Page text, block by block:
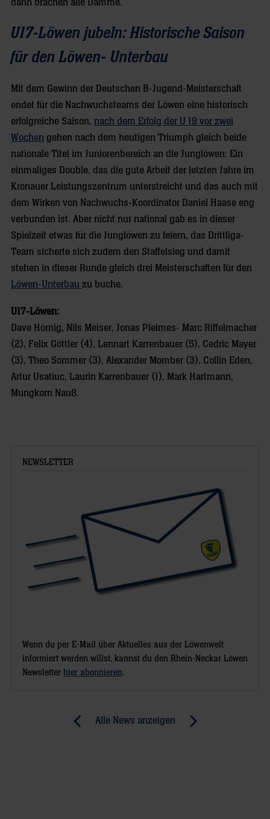
dann brachen alle Dämme.
U17-Löwen jubeln: Historische Saison
für den Löwen- Unterbau
Mit dem Gewinn der Deutschen B-Jugend-Meisterschaft
endet für die Nachwuchsteams der Löwen eine historisch
erfolgreiche Saison, nach dem Erfolg der U 19 vor zwei
Wochen gehen nach dem heutigen Triumph gleich beide
nationale Titel im Juniorenbereich an die Junglöwen: Ein
einmaliges Double, das die gute Arbeit der letzten Jahre im
Kronauer Leistungszentrum unterstreicht und das auch mit
dem Wirken von Nachwuchs-Koordinator Daniel Haase eng
verbunden ist. Aber nicht nur national gab es in dieser
Spielzeit etwas für die Junglöwen zu feiern, das Drittliga-
Team sicherte sich zudem den Staffelsieg und damit
stehen in dieser Runde gleich drei Meisterschaften für den
Löwen-Unterbau zu buche.
U17-Löwen:
Dave Hörnig, Nils Meiser, Jonas Pleimes- Marc Riffelmacher
(2), Felix Göttler (4), Lennart Karrenbauer (5), Cedric Mayer
(3), Theo Sommer (3), Alexander Momber (3), Collin Eden,
Artur Usatiuc, Laurin Karrenbauer (1), Mark Hartmann,
Mungkorn Nauß.
NEWSLETTER
Wenn du per E-Mail über Aktuelles aus der Löwenwelt
informiert werden willst, kannst du den Rhein-Neckar Löwen
Newsletter hier abonnieren.
Alle News anzeigen